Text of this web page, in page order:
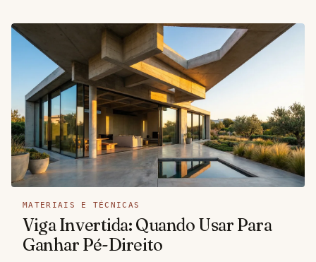
MATERIAIS E TÉCNICAS
Viga Invertida: Quando Usar Para
Ganhar Pé-Direito